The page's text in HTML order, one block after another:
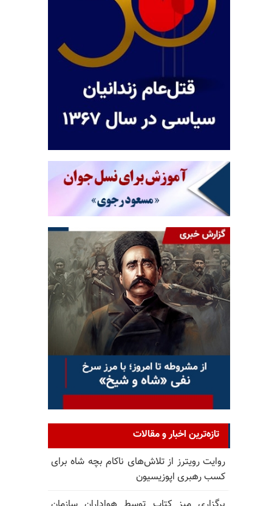
تازه‌ترین اخبار و مقالات
روایت رویترز از تلاش‌های ناکام بچه شاه برای
کسب رهبری اپوزیسیون